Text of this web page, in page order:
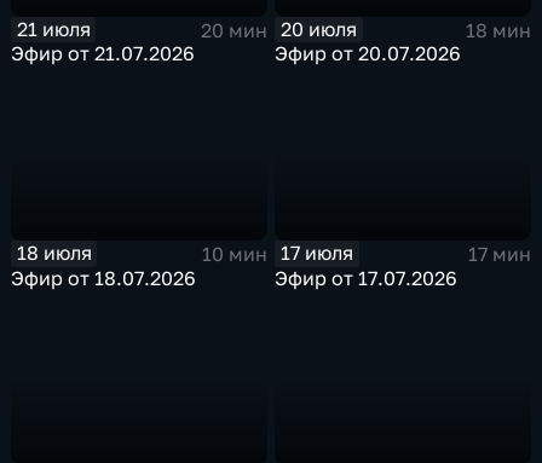
21 июля
20 мин
Эфир от 21.07.2026
20 июля
18 мин
Эфир от 20.07.2026
18 июля
10 мин
Эфир от 18.07.2026
17 июля
17 мин
Эфир от 17.07.2026